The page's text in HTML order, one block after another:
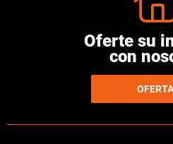
Oferte su
con